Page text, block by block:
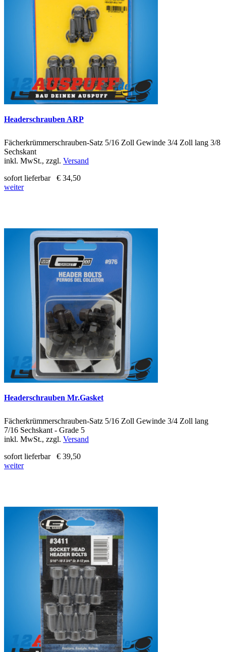
Headerschrauben ARP
Fächerkrümmerschrauben-Satz 5/16 Zoll Gewinde 3/4 Zoll lang 3/8
Sechskant
inkl. MwSt., zzgl. Versand
sofort lieferbar
€ 34,50
weiter
Headerschrauben Mr.Gasket
Fächerkrümmerschrauben-Satz 5/16 Zoll Gewinde 3/4 Zoll lang
7/16 Sechskant - Grade 5
inkl. MwSt., zzgl. Versand
sofort lieferbar
€ 39,50
weiter